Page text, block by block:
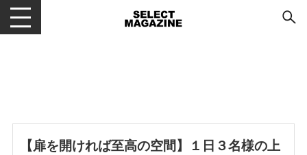
メニューを開閉する
【扉を開ければ至高の空間】１日３名様の上